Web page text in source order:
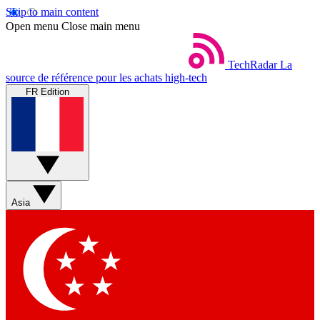
Skip to main content
Open menu Close main menu
TechRadar La
source de référence pour les achats high-tech
FR Edition
Asia